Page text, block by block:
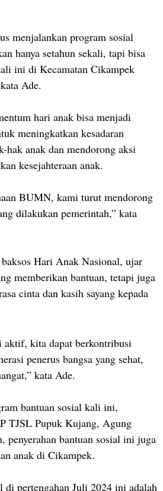
menjalankan program sosial
hanya setahun sekali, tapi bisa
ini di Kecamatan Cikampek
Ade.
hari anak bisa menjadi
meningkatkan kesadaran
hak anak dan mendorong aksi
kesejahteraan anak.
BUMN, kami turut mendorong
dilakukan pemerintah,” kata
Hari Anak Nasional, ujar
memberikan bantuan, tetapi juga
cinta dan kasih sayang kepada
aktif, kita dapat berkontribusi
penerus bangsa yang sehat,
kata Ade.
bantuan sosial kali ini,
TJSL Pupuk Kujang, Agung
penyerahan bantuan sosial ini juga
anak di Cikampek.
di pertengahan Juli 2024 ini adalah